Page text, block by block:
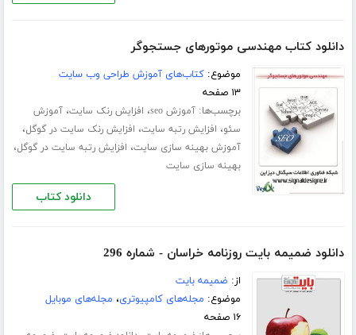
دانلود کتاب مهندسی موتورهای جستجوگر
موضوع:کتاب‌های آموزش طراحی وب سایت
۱۳ صفحه
برچسب‌ها:آموزش seo ، افزایش رنک سایت،آموزش
سئو، افزایش رتبه سایت، افزایش رنک سایت در گوگل،
آموزش بهینه سازی سایت، افزایش رتبه سایت در گوگل،
بهینه سازی سایت
دانلود کتاب
دانلود ضمیمه بایت روزنامه خراسان - شماره 296
از: ضمیمه بایت
موضوع: مجله‌های کامپیوتری، مجله‌های موبایل
۱۶ صفحه